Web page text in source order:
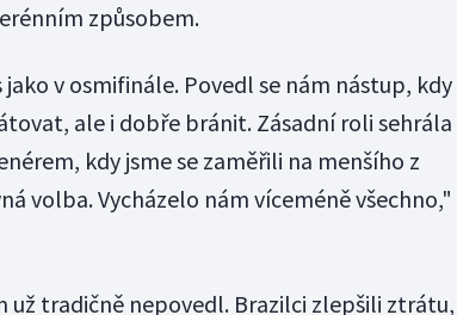
způsobem.
v osmifinále. Povedl se nám nástup, kdy
ale i dobře bránit. Zásadní roli sehrála
kdy jsme se zaměřili na menšího z
volba. Vycházelo nám víceméně všechno,"
už tradičně nepovedl. Brazilci zlepšili ztrátu,